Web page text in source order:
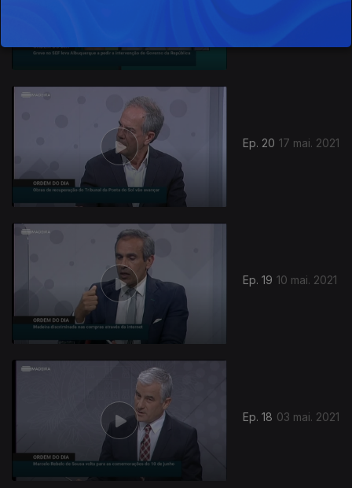
Ep. 20 17 mai. 2021
Ep. 19 10 mai. 2021
Ep. 18 03 mai. 2021